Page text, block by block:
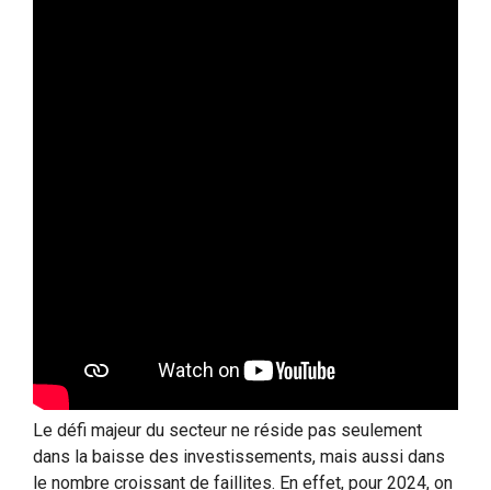
Le défi majeur du secteur ne réside pas seulement
dans la baisse des investissements, mais aussi dans
le nombre croissant de faillites. En effet, pour 2024, on